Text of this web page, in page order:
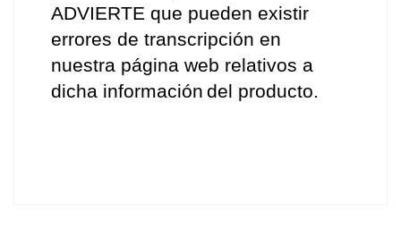
ADVIERTE que pueden existir
errores de transcripción en
nuestra página web relativos a
dicha información del producto.